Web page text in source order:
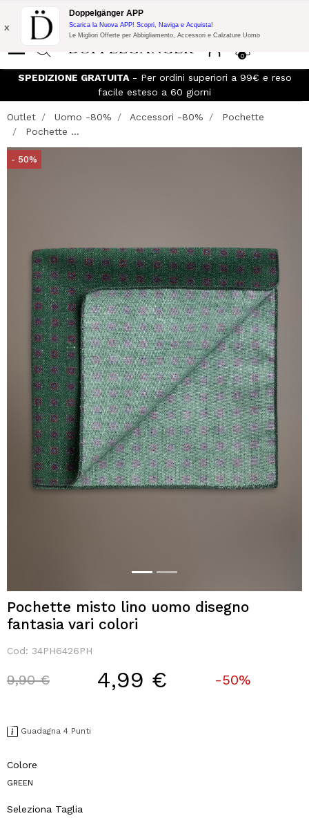
Promo Flash:
10% di Extra Sconto su 300€ di Acquisto con codice:
DOPPEL300
0
x
Doppelgänger APP
Scarica la Nuova APP! Scopri, Naviga e Acquista!
Le Migliori Offerte per Abbigliamento, Accessori e Calzature Uomo
SPEDIZIONE GRATUITA- Per ordini superiori a 99€ e reso
facile esteso a 60 giorni
Outlet Uomo -80% Accessori -80%
Pochette
Pochette ...
- 50%
Pochette misto lino uomo disegno
fantasia vari colori
Cod: 34PH6426PH
Price reduced from
9,90 €to 4,99 € -50%
Guadagna 4 Punti
Colore
GREEN
Seleziona Taglia